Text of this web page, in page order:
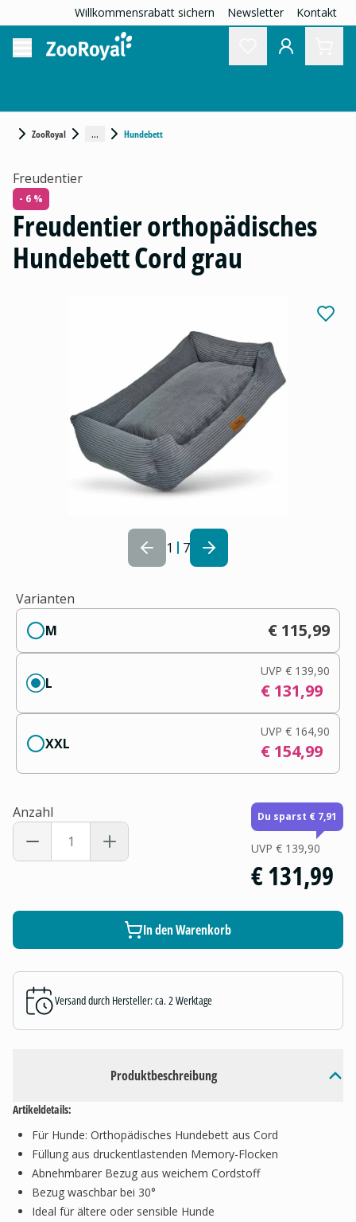
Willkommensrabatt sichern Newsletter Kontakt
ZooRoyal ... Hundebett
1 7
Produktbeschreibung
Artikeldetails:
Für Hunde: Orthopädisches Hundebett aus Cord
Füllung aus druckentlastenden Memory-Flocken
Abnehmbarer Bezug aus weichem Cordstoff
Bezug waschbar bei 30°
Ideal für ältere oder sensible Hunde
Freudentier
- 6 %
Freudentier orthopädisches
Hundebett Cord grau
Varianten
M
€ 115,99
L
UVP € 139,90
€ 131,99
XXL
UVP € 164,90
€ 154,99
Anzahl Du sparst € 7,91
UVP € 139,90
€ 131,99
In den Warenkorb
Versand durch Hersteller: ca. 2 Werktage